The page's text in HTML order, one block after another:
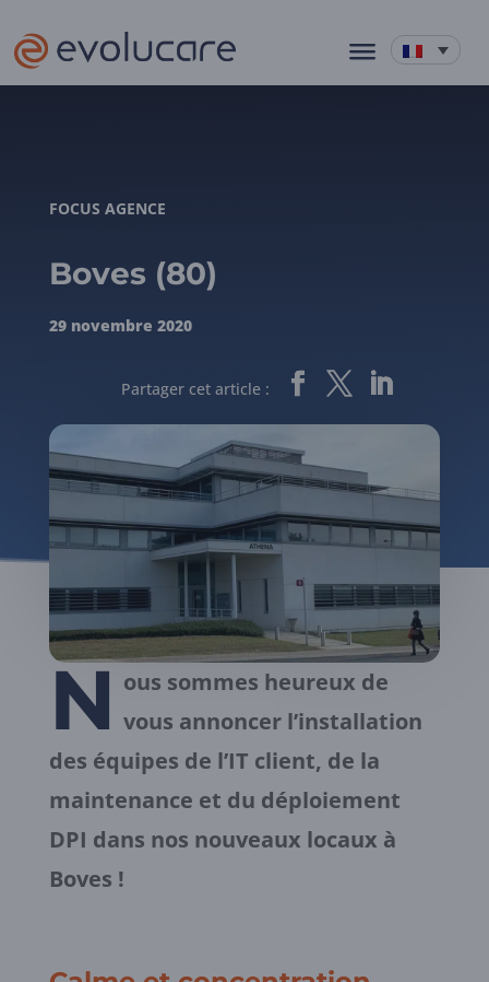
FOCUS AGENCE
Boves (80)
29 novembre 2020
Partager cet article :
N ous sommes heureux de
vous annoncer l’installation
des équipes de l’IT client, de la
maintenance et du déploiement
DPI dans nos nouveaux locaux à
Boves !